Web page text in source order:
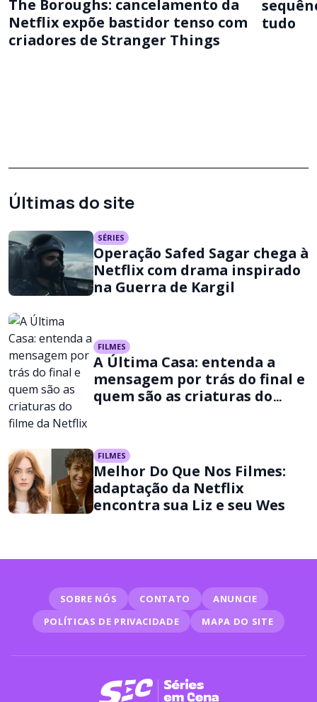
The Boroughs: cancelamento da
Netflix expõe bastidor tenso com
criadores de Stranger Things
tudo
Últimas do site
SÉRIES
Operação Safed Sagar chega à
Netflix com drama inspirado
na Guerra de Kargil
FILMES
A Última Casa: entenda a
mensagem por trás do final e
quem são as criaturas do
FILMES
Melhor Do Que Nos Filmes:
adaptação da Netflix
encontra sua Liz e seu Wes
SOBRE NÓS CONTATO
ANUNCIE
POLÍTICAS DE PRIVACIDADE
MAPA DO SITE